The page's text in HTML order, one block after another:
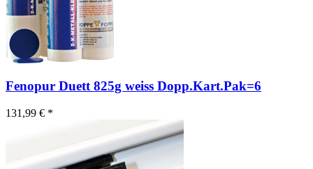
Fenopur Duett 825g weiss Dopp.Kart.Pak=6
131,99 € *